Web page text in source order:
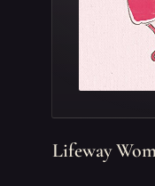
Lifeway